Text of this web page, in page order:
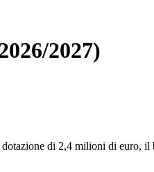
2027)
di 2,4 milioni di euro, il